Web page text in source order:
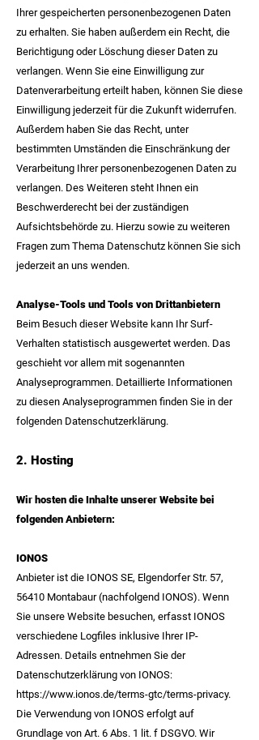
Ihrer gespeicherten personenbezogenen Daten
zu erhalten. Sie haben außerdem ein Recht, die
Berichtigung oder Löschung dieser Daten zu
verlangen. Wenn Sie eine Einwilligung zur
Datenverarbeitung erteilt haben, können Sie diese
Einwilligung jederzeit für die Zukunft widerrufen.
Außerdem haben Sie das Recht, unter
bestimmten Umständen die Einschränkung der
Verarbeitung Ihrer personenbezogenen Daten zu
verlangen. Des Weiteren steht Ihnen ein
Beschwerderecht bei der zuständigen
Aufsichtsbehörde zu. Hierzu sowie zu weiteren
Fragen zum Thema Datenschutz können Sie sich
jederzeit an uns wenden.
Analyse-Tools und Tools von Drittanbietern
Beim Besuch dieser Website kann Ihr Surf-
Verhalten statistisch ausgewertet werden. Das
geschieht vor allem mit sogenannten
Analyseprogrammen. Detaillierte Informationen
zu diesen Analyseprogrammen finden Sie in der
folgenden Datenschutzerklärung.
2. Hosting
Wir hosten die Inhalte unserer Website bei
folgenden Anbietern:
IONOS
Anbieter ist die IONOS SE, Elgendorfer Str. 57,
56410 Montabaur (nachfolgend IONOS). Wenn
Sie unsere Website besuchen, erfasst IONOS
verschiedene Logfiles inklusive Ihrer IP-
Adressen. Details entnehmen Sie der
Datenschutzerklärung von IONOS:
https://www.ionos.de/terms-gtc/terms-privacy.
Die Verwendung von IONOS erfolgt auf
Grundlage von Art. 6 Abs. 1 lit. f DSGVO. Wir